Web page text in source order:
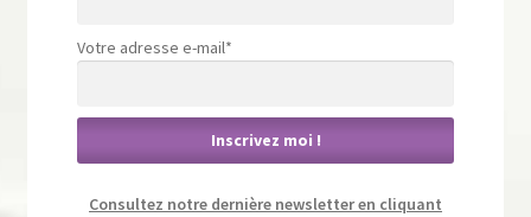
Votre adresse e-mail*
Consultez notre dernière newsletter en cliquant